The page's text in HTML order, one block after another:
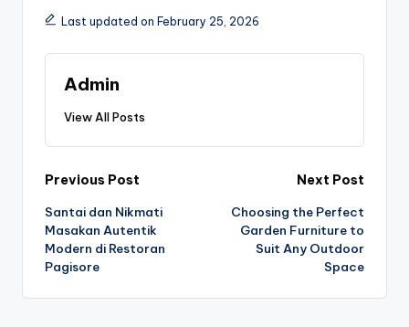
Last updated on February 25, 2026
Admin
View All Posts
Post
navigation
Previous Post
Santai dan Nikmati
Masakan Autentik
Modern di Restoran
Pagisore
Next Post
Choosing the Perfect
Garden Furniture to
Suit Any Outdoor
Space